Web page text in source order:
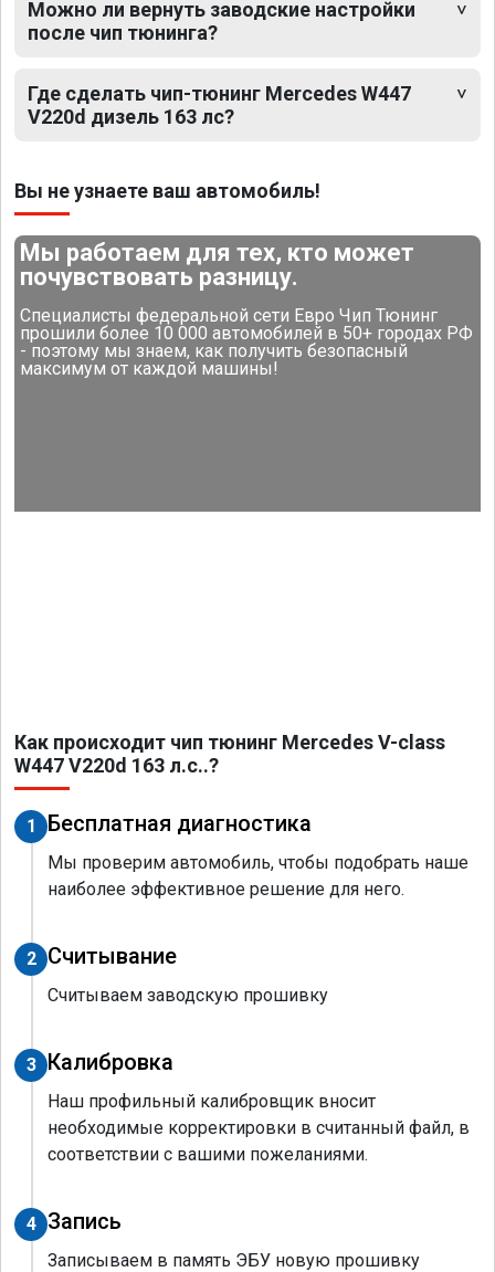
Можно ли вернуть заводские настройки
после чип тюнинга?
Где сделать чип-тюнинг Mercedes W447
V220d дизель 163 лс?
Вы не узнаете ваш автомобиль!
Мы работаем для тех, кто может
почувствовать разницу.
Специалисты федеральной сети Евро Чип Тюнинг
прошили более 10 000 автомобилей в 50+ городах РФ
- поэтому мы знаем, как получить безопасный
максимум от каждой машины!
Как происходит чип тюнинг Mercedes V-class
W447 V220d 163 л.с..?
1 Бесплатная диагностика
Мы проверим автомобиль, чтобы подобрать наше
наиболее эффективное решение для него.
2 Считывание
Считываем заводскую прошивку
3 Калибровка
Наш профильный калибровщик вносит
необходимые корректировки в считанный файл, в
соответствии с вашими пожеланиями.
4 Запись
Записываем в память ЭБУ новую прошивку